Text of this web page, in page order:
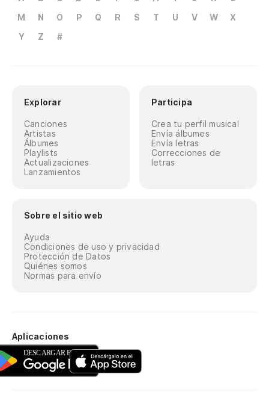
M
N O P Q R S T U V W
X
Y
Z #
Explorar
Canciones
Artistas
Álbumes
Playlists
Actualizaciones
Lanzamientos
Participa
Crea tu perfil musical
Envía álbumes
Envía letras
Correcciones de
letras
Sobre el sitio web
Ayuda
Condiciones de uso y privacidad
Protección de Datos
Quiénes somos
Normas para envío
Aplicaciones